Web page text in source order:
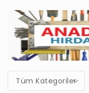
Tüm Kategoriler